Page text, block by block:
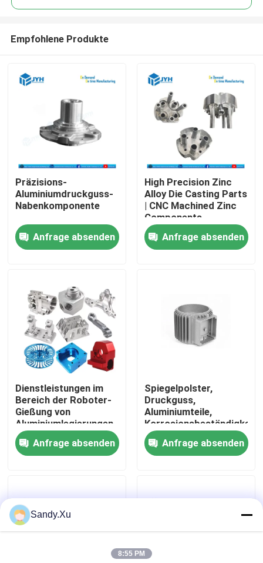
Dienstleistungen
Empfohlene Produkte
Präzisions-
Aluminiumdruckguss-
Nabenkomponente
Anfrage absenden
High Precision Zinc
Alloy Die Casting Parts
| CNC Machined Zinc
Components
Manufacturer
Anfrage absenden
Dienstleistungen im
Bereich der Roboter-
Gießung von
Aluminiumlegierungen
Anfrage absenden
Spiegelpolster,
Druckguss,
Aluminiumteile,
Korrosionsbeständigkeit
Anfrage absenden
Sandy.Xu
8:55 PM